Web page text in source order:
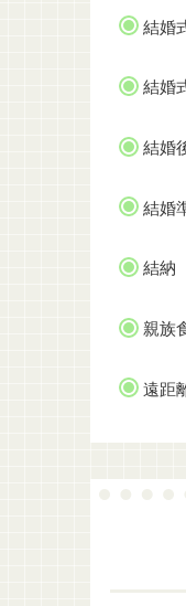
結婚
結婚
結婚
結婚
結納
親族
遠距